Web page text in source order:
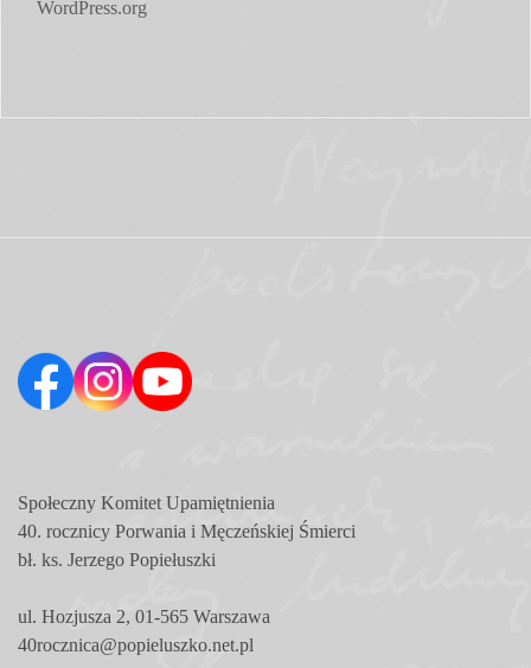
WordPress.org
Społeczny Komitet Upamiętnienia
40. rocznicy Porwania i Męczeńskiej Śmierci
bł. ks. Jerzego Popiełuszki
ul. Hozjusza 2, 01-565 Warszawa
40rocznica@popieluszko.net.pl